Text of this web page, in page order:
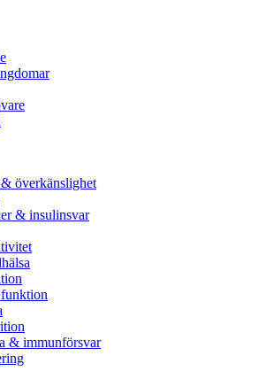
överkänslighet
& insulinsvar
& immunförsvar